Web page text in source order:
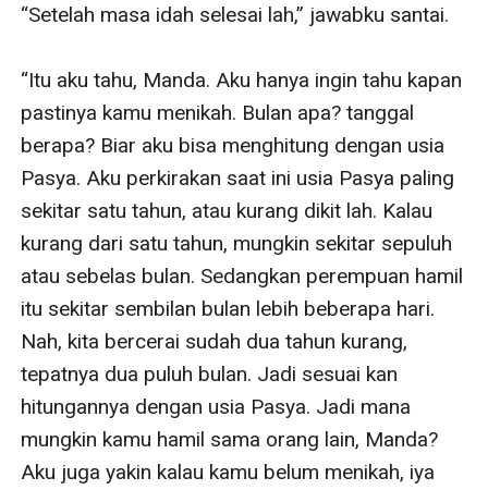
“Setelah masa idah selesai lah,” jawabku santai.
“Itu aku tahu, Manda. Aku hanya ingin tahu kapan
pastinya kamu menikah. Bulan apa? tanggal
berapa? Biar aku bisa menghitung dengan usia
Pasya. Aku perkirakan saat ini usia Pasya paling
sekitar satu tahun, atau kurang dikit lah. Kalau
kurang dari satu tahun, mungkin sekitar sepuluh
atau sebelas bulan. Sedangkan perempuan hamil
itu sekitar sembilan bulan lebih beberapa hari.
Nah, kita bercerai sudah dua tahun kurang,
tepatnya dua puluh bulan. Jadi sesuai kan
hitungannya dengan usia Pasya. Jadi mana
mungkin kamu hamil sama orang lain, Manda?
Aku juga yakin kalau kamu belum menikah, iya